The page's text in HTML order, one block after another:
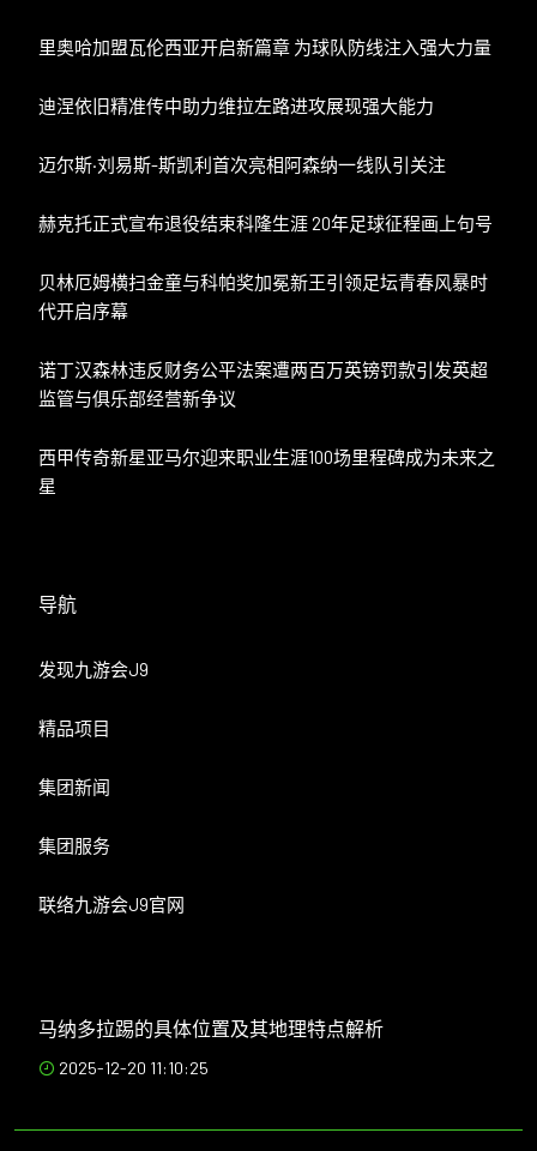
里奥哈加盟瓦伦西亚开启新篇章 为球队防线注入强大力量
迪涅依旧精准传中助力维拉左路进攻展现强大能力
迈尔斯·刘易斯-斯凯利首次亮相阿森纳一线队引关注
赫克托正式宣布退役结束科隆生涯 20年足球征程画上句号
贝林厄姆横扫金童与科帕奖加冕新王引领足坛青春风暴时
代开启序幕
诺丁汉森林违反财务公平法案遭两百万英镑罚款引发英超
监管与俱乐部经营新争议
西甲传奇新星亚马尔迎来职业生涯100场里程碑成为未来之
星
导航
发现九游会J9
精品项目
集团新闻
集团服务
联络九游会J9官网
马纳多拉踢的具体位置及其地理特点解析
2025-12-20 11:10:25